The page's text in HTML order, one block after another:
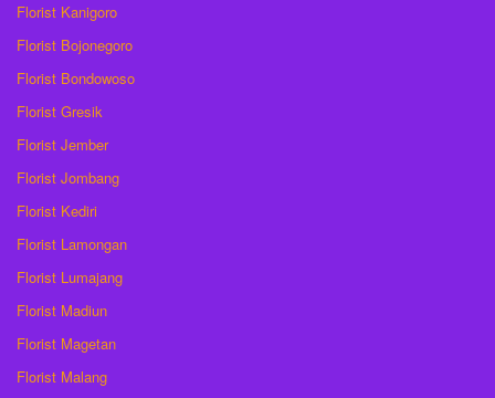
Florist Kanigoro
Florist Bojonegoro
Florist Bondowoso
Florist Gresik
Florist Jember
Florist Jombang
Florist Kediri
Florist Lamongan
Florist Lumajang
Florist Madiun
Florist Magetan
Florist Malang